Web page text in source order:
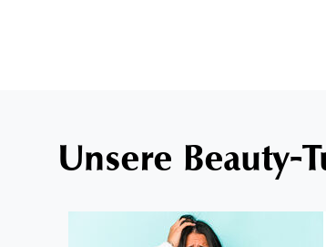
Unsere Beauty-